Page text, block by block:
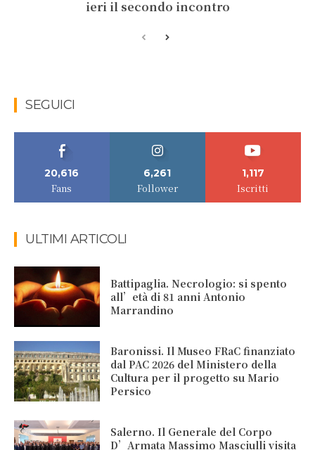
ieri il secondo incontro
SEGUICI
20,616
Fans
6,261
Follower
1,117
Iscritti
ULTIMI ARTICOLI
Battipaglia. Necrologio: si spento
all’età di 81 anni Antonio
Marrandino
Baronissi. Il Museo FRaC finanziato
dal PAC 2026 del Ministero della
Cultura per il progetto su Mario
Persico
Salerno. Il Generale del Corpo
D’Armata Massimo Masciulli visita